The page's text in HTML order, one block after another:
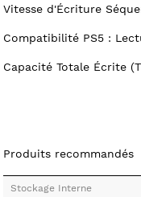
Vitesse d'Écriture
Compatibilité PS5 :
Capacité Totale Écrite
Produits recommandés
Stockage Interne